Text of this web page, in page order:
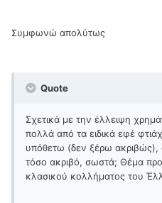
Συμφωνώ απολύτως
Quote
Σχετικά με την έλλειψη
πολλά από τα ειδικά εφέ
υπόθετω (δεν ξέρω ακριβώς),
τόσο ακριβό, σωστά; Θέμα
κλασικού κολλήματος του